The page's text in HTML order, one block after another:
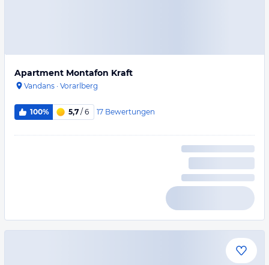
Apartment Montafon Kraft
Vandans · Vorarlberg
100% 5,7 / 6 17 Bewertungen